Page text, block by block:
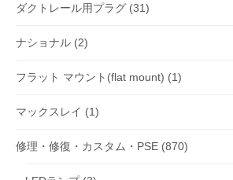
ダクトレール用プラグ (31)
ナショナル (2)
フラット マウント(flat mount) (1)
マックスレイ (1)
修理・修復・カスタム・PSE (870)